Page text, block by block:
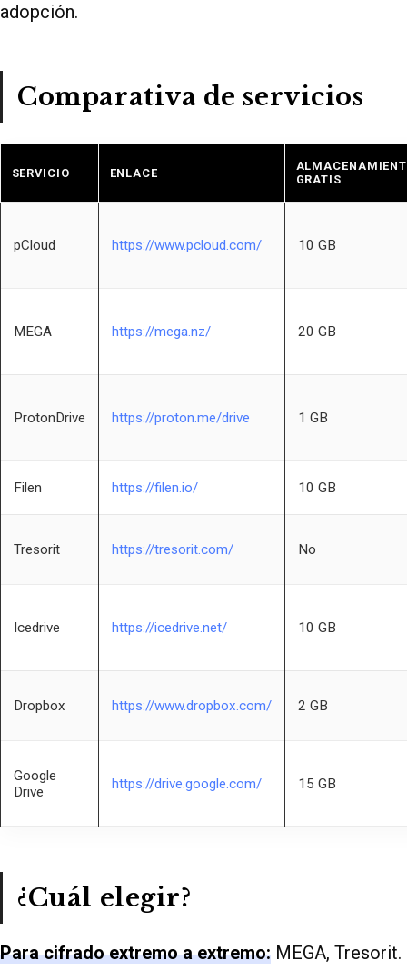
adopción.
Comparativa de servicios
SERVICIO ENLACE
GRATIS
pCloud https://www.pcloud.com/ 10 GB
MEGA https://mega.nz/ 20 GB
ProtonDrive https://proton.me/drive 1 GB
Filen https://filen.io/ 10 GB
Tresorit https://tresorit.com/ No
Icedrive https://icedrive.net/ 10 GB
Dropbox https://www.dropbox.com/ 2 GB
Google
Drive
https://drive.google.com/ 15 GB
¿Cuál elegir?
Para cifrado extremo a extremo: MEGA, Tresorit.